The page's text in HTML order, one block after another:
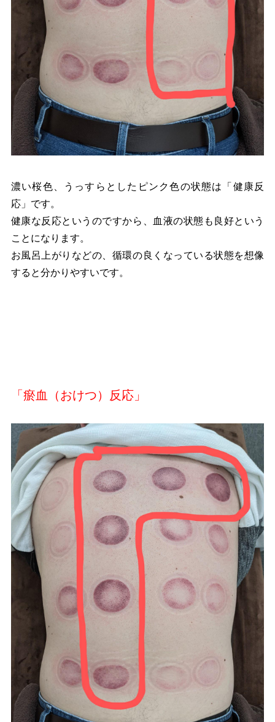
濃い桜色、うっすらとしたピンク色の状態は「健康反
応」です。
健康な反応というのですから、血液の状態も良好という
ことになります。
お風呂上がりなどの、循環の良くなっている状態を想像
すると分かりやすいです。
「瘀血（おけつ）反応」